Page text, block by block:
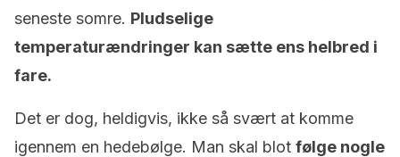
seneste somre. Pludselige
temperaturændringer kan sætte ens helbred i
fare.
Det er dog, heldigvis, ikke så svært at komme
igennem en hedebølge. Man skal blot følge nogle